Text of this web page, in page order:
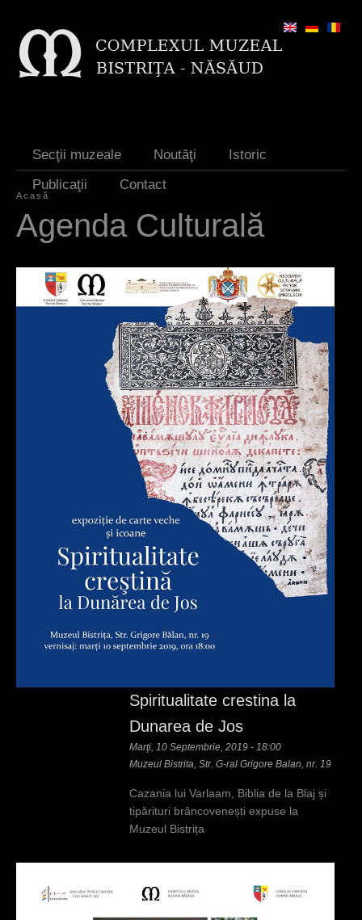
Secţii muzeale Noutăţi
Istoric
Publicaţii
Contact
E
t
Acasă
Agenda Culturală
Spiritualitate crestina la
Dunarea de Jos
Marţi, 10 Septembrie, 2019 - 18:00
Muzeul Bistrita, Str. G-ral Grigore Balan, nr. 19
Cazania lui Varlaam, Biblia de la Blaj și
tipărituri brâncovenești expuse la
Muzeul Bistrița